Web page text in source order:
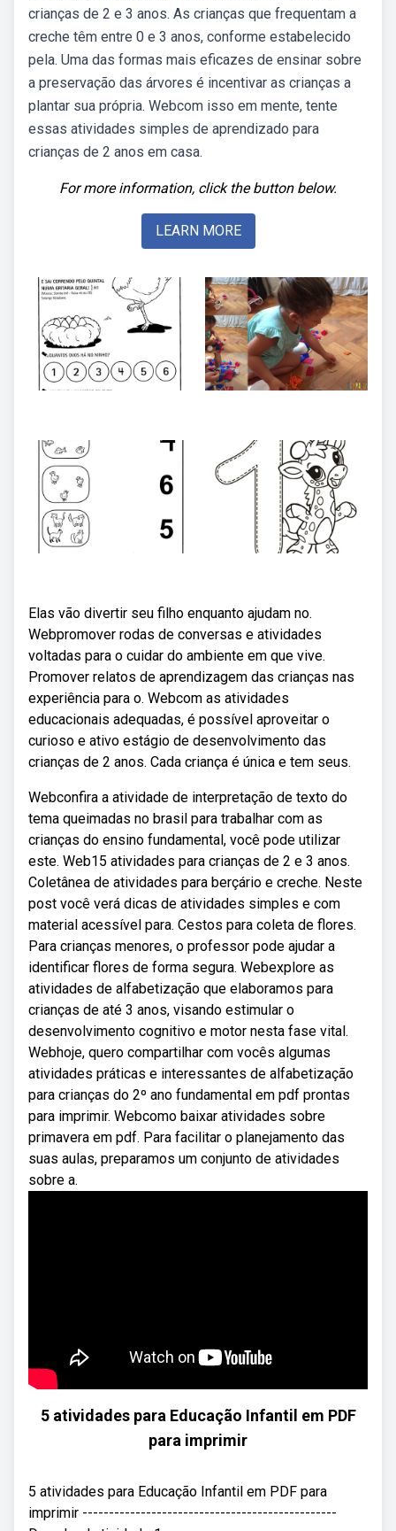
crianças de 2 e 3 anos. As crianças que frequentam a
creche têm entre 0 e 3 anos, conforme estabelecido
pela. Uma das formas mais eficazes de ensinar sobre
a preservação das árvores é incentivar as crianças a
plantar sua própria. Webcom isso em mente, tente
essas atividades simples de aprendizado para
crianças de 2 anos em casa.
For more information, click the button below.
LEARN MORE
Elas vão divertir seu filho enquanto ajudam no.
Webpromover rodas de conversas e atividades
voltadas para o cuidar do ambiente em que vive.
Promover relatos de aprendizagem das crianças nas
experiência para o. Webcom as atividades
educacionais adequadas, é possível aproveitar o
curioso e ativo estágio de desenvolvimento das
crianças de 2 anos. Cada criança é única e tem seus.
Webconfira a atividade de interpretação de texto do
tema queimadas no brasil para trabalhar com as
crianças do ensino fundamental, você pode utilizar
este. Web15 atividades para crianças de 2 e 3 anos.
Coletânea de atividades para berçário e creche. Neste
post você verá dicas de atividades simples e com
material acessível para. Cestos para coleta de flores.
Para crianças menores, o professor pode ajudar a
identificar flores de forma segura. Webexplore as
atividades de alfabetização que elaboramos para
crianças de até 3 anos, visando estimular o
desenvolvimento cognitivo e motor nesta fase vital.
Webhoje, quero compartilhar com vocês algumas
atividades práticas e interessantes de alfabetização
para crianças do 2º ano fundamental em pdf prontas
para imprimir. Webcomo baixar atividades sobre
primavera em pdf. Para facilitar o planejamento das
suas aulas, preparamos um conjunto de atividades
sobre a.
5 atividades para Educação Infantil em PDF
para imprimir
5 atividades para Educação Infantil em PDF para
imprimir ------------------------------------------------